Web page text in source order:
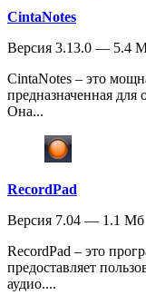
CintaNotes
Версия 3.13.0 — 5.4
CintaNotes – это
предназначенная для
Она...
RecordPad
Версия 7.04 — 1.1 Мб
RecordPad – это
предоставляет
аудио....